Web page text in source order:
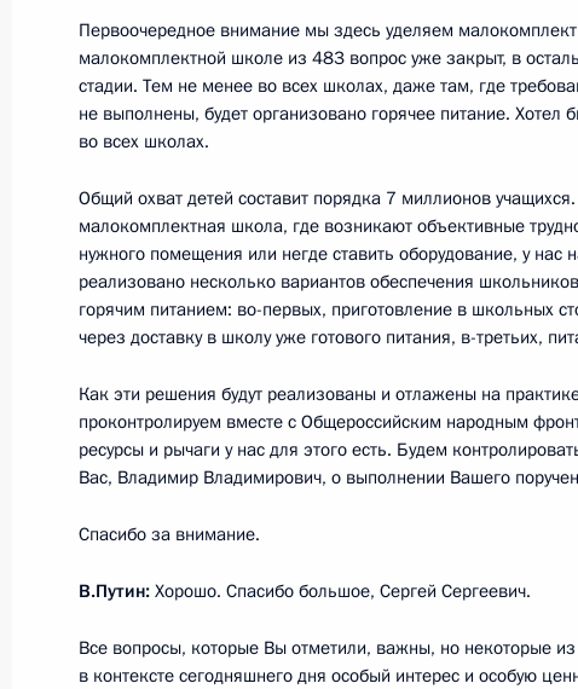
2 сентября 2020 года, 14:20 Московская
1 сентября 2020 года, вторник
Открытый урок «Помнить – значит
1 сентября 2020 года, 13:30 Московская
31 августа 2020 года, понедельник
Рабочая встреча с врио главы
Уйбой
31 августа 2020 года, 13:35 Московская
28 августа 2020 года, пятница
Миннихановым
Первоочередное внимание мы здесь уделяем
малокомплектной школе из 483 вопрос уже закрыт, в
стадии. Тем не менее во всех школах, даже там, где
не выполнены, будет организовано горячее питание. Хотел
во всех школах.
Общий охват детей составит порядка 7 миллионов
малокомплектная школа, где возникают объективные
нужного помещения или негде ставить оборудование, у нас
реализовано несколько вариантов обеспечения
горячим питанием: во-первых, приготовление в школьных
через доставку в школу уже готового питания, в-третьих,
Как эти решения будут реализованы и отлажены на
проконтролируем вместе с Общероссийским народным
ресурсы и рычаги у нас для этого есть. Будем
Вас, Владимир Владимирович, о выполнении Вашего
Спасибо за внимание.
В.Путин: Хорошо. Спасибо большое, Сергей Сергеевич.
Все вопросы, которые Вы отметили, важны, но некоторые
в контексте сегодняшнего дня особый интерес и особую